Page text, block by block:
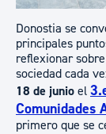
​​​​Donostia se
principales
reflexionar
sociedad cada
18 de junio el
Comunidades
primero que se